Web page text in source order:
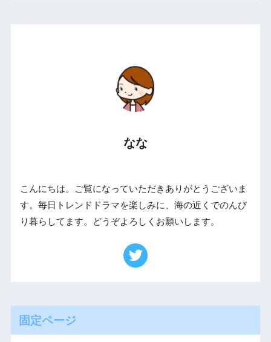
なな
こんにちは。ご覧になっていただきありがとうございま
す。毎日トレンドドラマを楽しみに、海の近くでのんび
り暮らしてます。どうぞよろしくお願いします。
固定ページ